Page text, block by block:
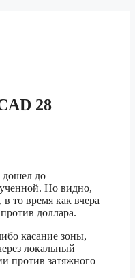
28
дошел до
Но видно,
то время как вчера
доллара.
касание зоны,
локальный
против затяжного